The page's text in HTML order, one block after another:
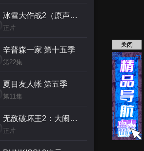
冰雪大作战2（原声版）
正片
辛普森一家 第十五季
第22集
夏目友人帐 第五季
第11集
无敌破坏王2：大闹互联网
正片
关闭